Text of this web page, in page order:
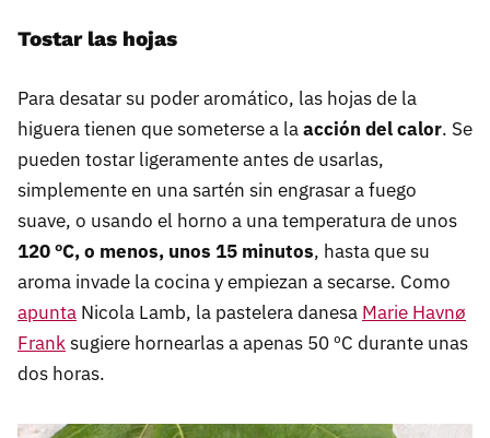
Tostar las hojas
Para desatar su poder aromático, las hojas de la
higuera tienen que someterse a laacción del calor. Se
pueden tostar ligeramente antes de usarlas,
simplemente en una sartén sin engrasar a fuego
suave, o usando el horno a una temperatura de unos
120 ºC, o menos, unos 15 minutos, hasta que su
aroma invade la cocina y empiezan a secarse. Como
apunta Nicola Lamb, la pastelera danesa Marie Havnø
Franksugiere hornearlas a apenas 50 ºC durante unas
dos horas.